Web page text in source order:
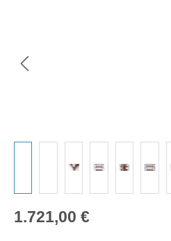
Regulärer Preis:
1.721,00 €